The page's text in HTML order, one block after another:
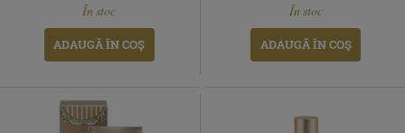
În stoc
ADAUGĂ ÎN COŞ
În stoc
ADAUGĂ ÎN COŞ